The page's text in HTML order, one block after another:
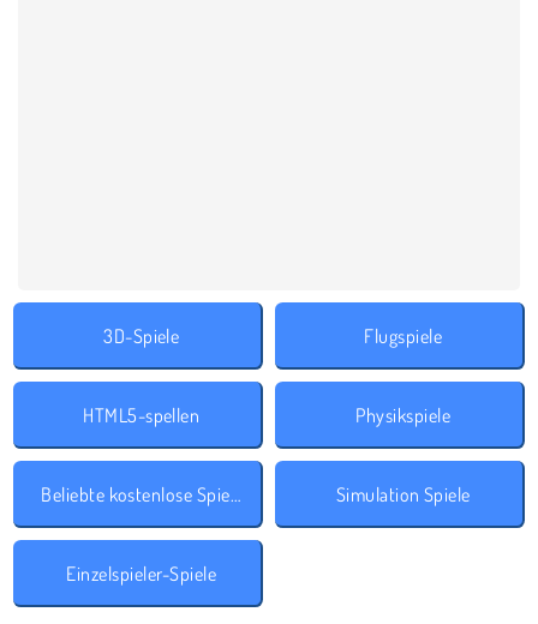
3D-Spiele Flugspiele
HTML5-spellen Physikspiele
Beliebte kostenlose Spiele Simulation Spiele
Einzelspieler-Spiele